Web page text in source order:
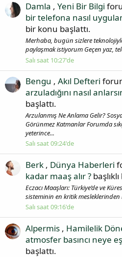
Damla , Yeni Bir Bilgi
bir telefona nasıl
bir konu başlattı.
Merhaba, bugün sizlere
paylaşmak istiyorum Geçen yaz,
Salı saat 10:27'de
Bengu , Akıl Defteri
arzuladığını nasıl
başlattı.
Arzulanmış Ne Anlama Gelir?
Görünmez Katmanlar Forumda
yeterince...
Salı saat 09:24'de
Berk , Dünya Haberleri
kadar maaş alır ?
Eczacı Maaşları: Türkiye’de ve
sisteminin en kritik
Salı saat 09:16'de
Alpermis , Hamilelik
atmosfer basıncı neye
başlattı.